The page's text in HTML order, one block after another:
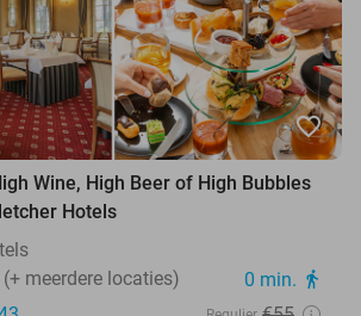
favorite_border
Wine, High Beer of High Bubbles
Hotels
meerdere locaties)
0 min. directions_walk